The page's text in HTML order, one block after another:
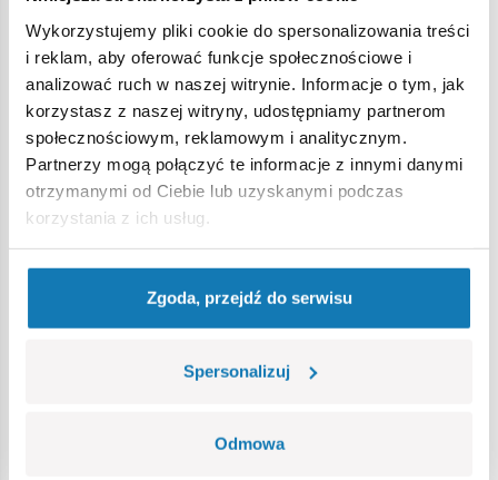
Wykorzystujemy pliki cookie do spersonalizowania treści
i reklam, aby oferować funkcje społecznościowe i
analizować ruch w naszej witrynie. Informacje o tym, jak
korzystasz z naszej witryny, udostępniamy partnerom
społecznościowym, reklamowym i analitycznym.
Partnerzy mogą połączyć te informacje z innymi danymi
otrzymanymi od Ciebie lub uzyskanymi podczas
korzystania z ich usług.
Zgoda, przejdź do serwisu
Spersonalizuj
Odmowa
Ostrzeżenie
Nieodpowiednie dla dzieci w wieku poniżej 3 lat. Zawiera
małe części, które mogą zostać połknięte lub wchłonięte
(ryzyko zadławienia). Zalecamy zachowanie opakowania w
celach informacyjnych. Zachowuje się prawo do zmiany
kolorów i szczegółów technicznych.
Bestsellery w kategorii